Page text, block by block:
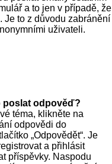
a to jen v případě, že
Je to z důvodu zabránění
uživateli.
poslat odpověď?
téma, klikněte na
odpovědi do
„Odpovědět“. Je
a přihlásit
příspěvky. Naspodu